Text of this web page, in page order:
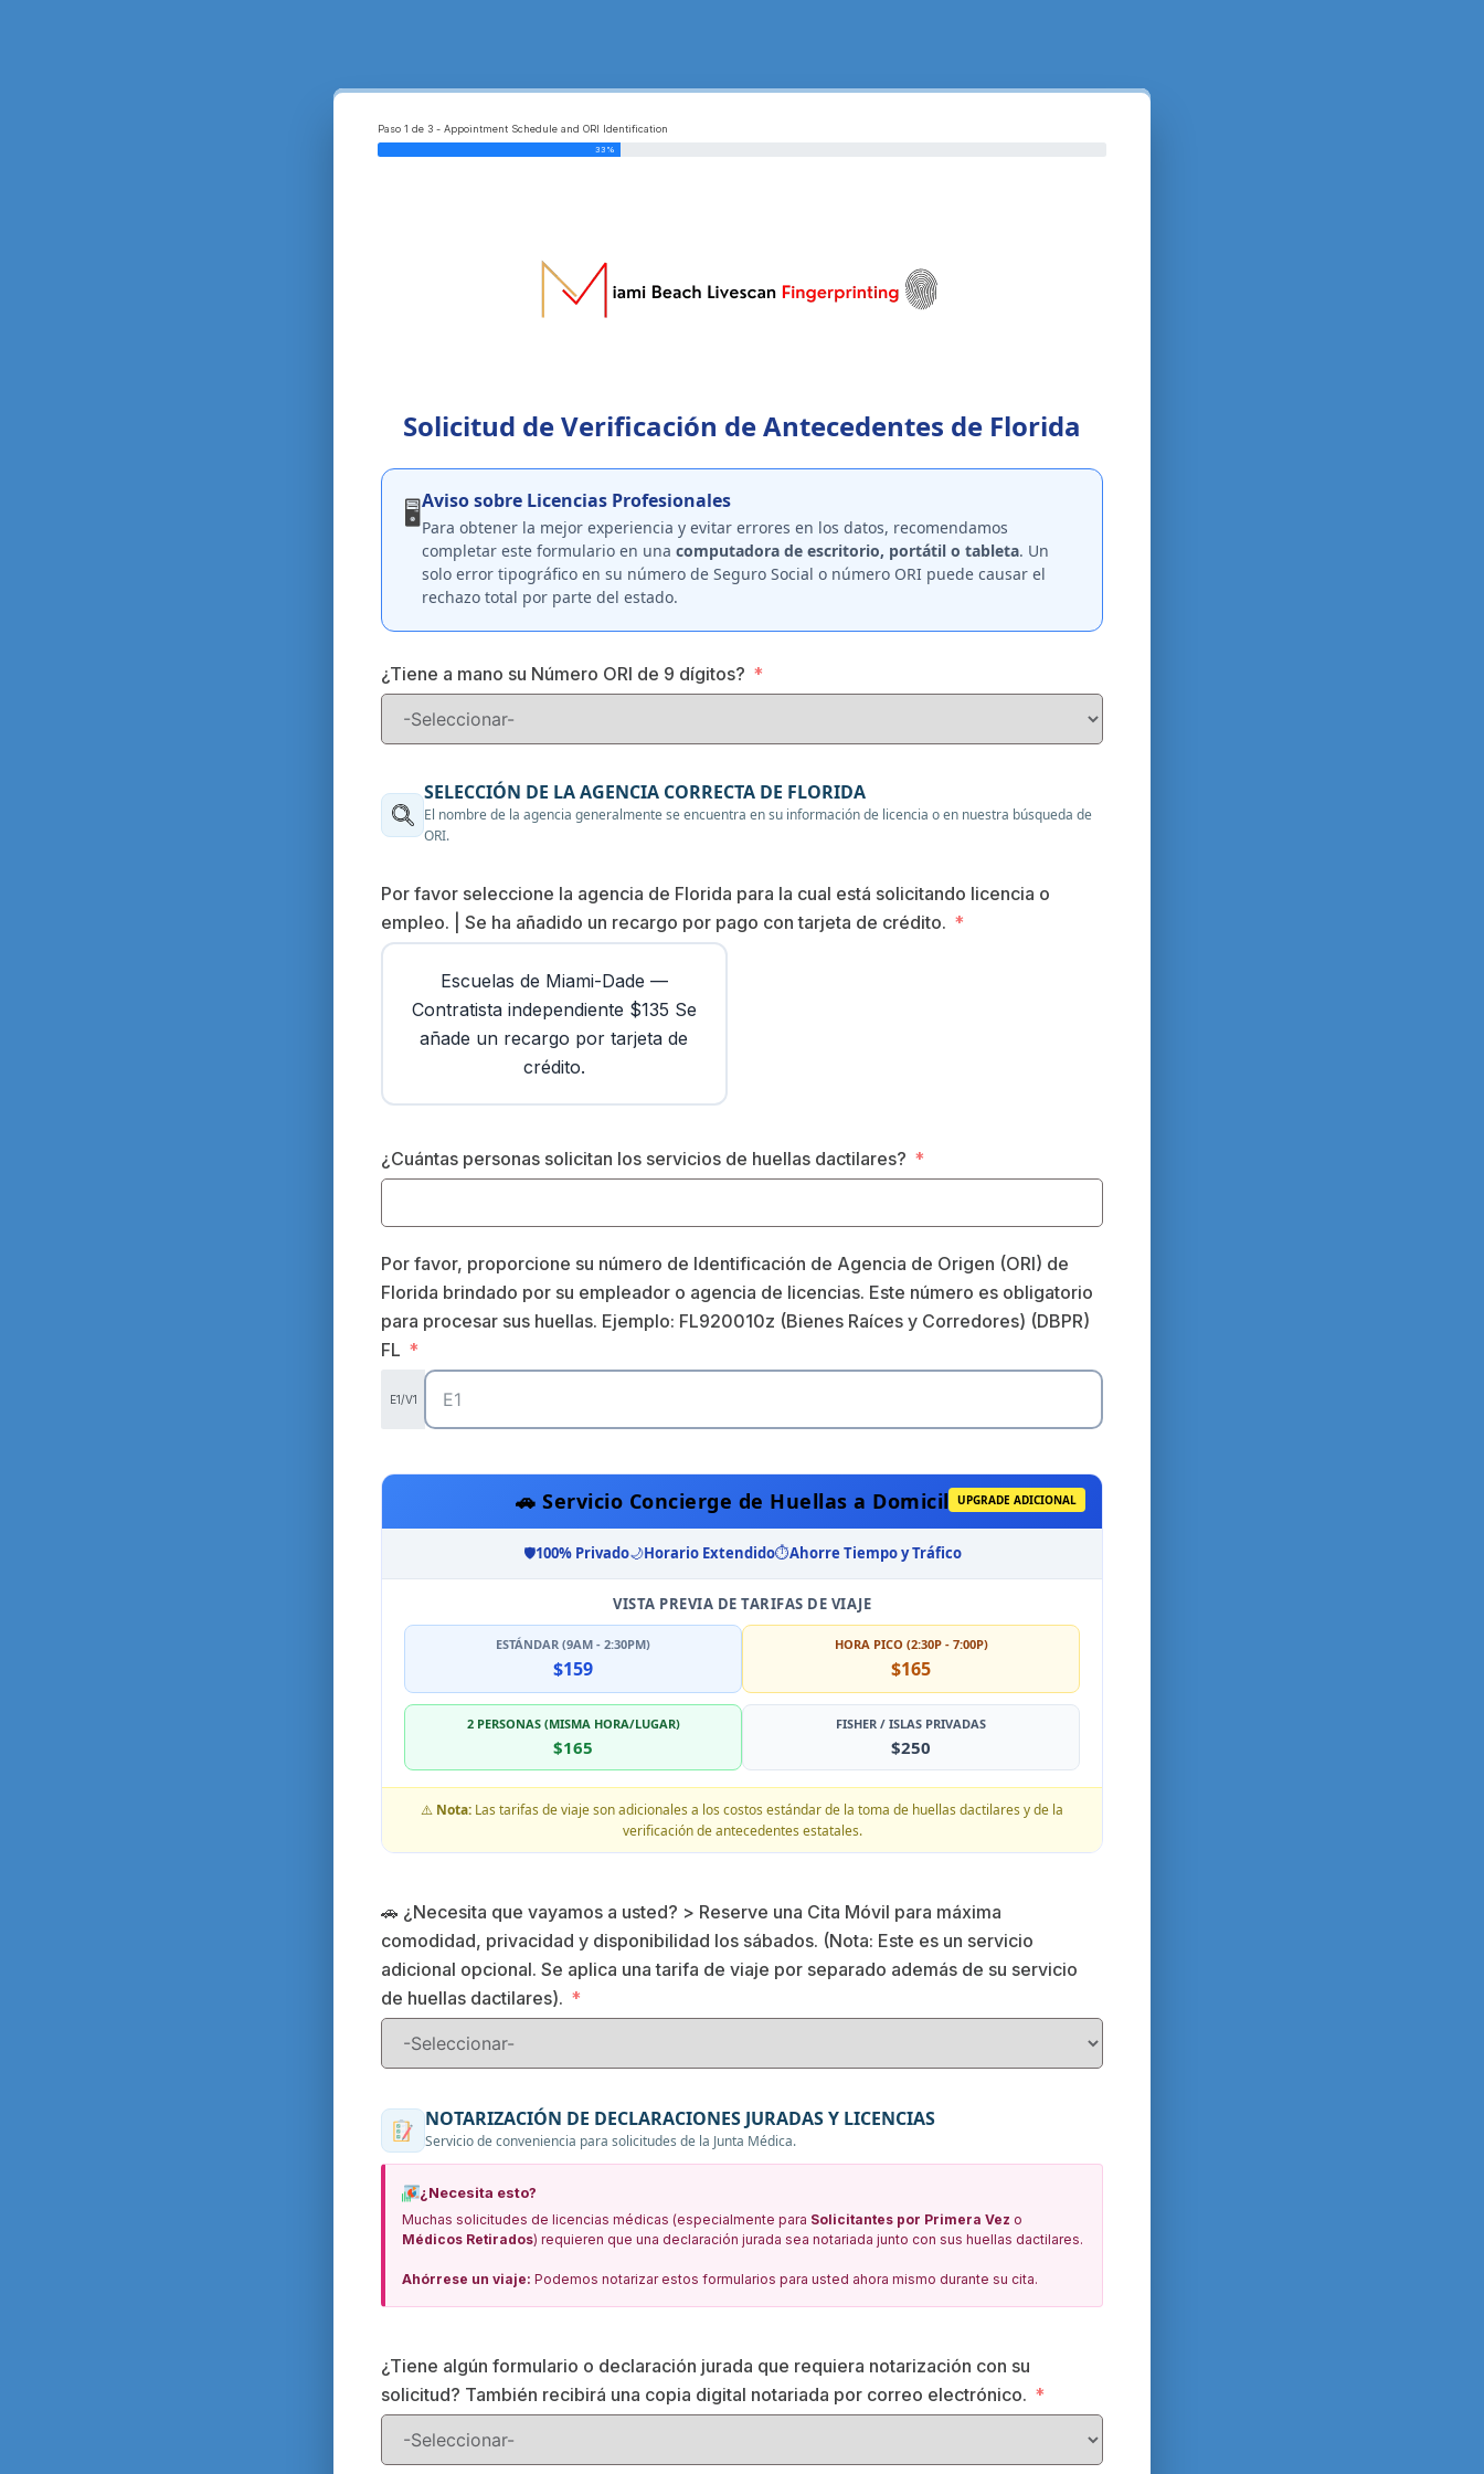
Paso 1 de 3 - Appointment Schedule and ORI Identification
33%
Solicitud de Verificación de Antecedentes de Florida
🖥️Aviso sobre Licencias Profesionales
Para obtener la mejor experiencia y evitar errores en los datos, recomendamos
completar este formulario en una computadora de escritorio, portátil o tableta. Un
solo error tipográfico en su número de Seguro Social o número ORI puede causar el
rechazo total por parte del estado.
¿Tiene a mano su Número ORI de 9 dígitos?
SELECCIÓN DE LA AGENCIA CORRECTA DE FLORIDA
El nombre de la agencia generalmente se encuentra en su información de licencia o en nuestra búsqueda de
ORI.
Por favor seleccione la agencia de Florida para la cual está solicitando licencia o
empleo. | Se ha añadido un recargo por pago con tarjeta de crédito.
Escuelas de Miami-Dade —
Contratista independiente $135 Se
añade un recargo por tarjeta de
crédito.
¿Cuántas personas solicitan los servicios de huellas dactilares?
Por favor, proporcione su número de Identificación de Agencia de Origen (ORI) de
Florida brindado por su empleador o agencia de licencias. Este número es obligatorio
para procesar sus huellas. Ejemplo: FL920010z (Bienes Raíces y Corredores) (DBPR)
FL
E1/V1
UPGRADE ADICIONAL
🚗 Servicio Concierge de Huellas a Domicilio
🛡️100% Privado🌙Horario Extendido⏱️Ahorre Tiempo y Tráfico
VISTA PREVIA DE TARIFAS DE VIAJE
ESTÁNDAR (9AM - 2:30PM)
$159
HORA PICO (2:30P - 7:00P)
$165
2 PERSONAS (MISMA HORA/LUGAR)
$165
FISHER / ISLAS PRIVADAS
$250
⚠️ Nota: Las tarifas de viaje son adicionales a los costos estándar de la toma de huellas dactilares y de la
verificación de antecedentes estatales.
🚗 ¿Necesita que vayamos a usted? > Reserve una Cita Móvil para máxima
comodidad, privacidad y disponibilidad los sábados. (Nota: Este es un servicio
adicional opcional. Se aplica una tarifa de viaje por separado además de su servicio
de huellas dactilares).
NOTARIZACIÓN DE DECLARACIONES JURADAS Y LICENCIAS
Servicio de conveniencia para solicitudes de la Junta Médica.
¿Necesita esto?
Muchas solicitudes de licencias médicas (especialmente para Solicitantes por Primera Vez o
Médicos Retirados) requieren que una declaración jurada sea notariada junto con sus huellas dactilares.
Ahórrese un viaje: Podemos notarizar estos formularios para usted ahora mismo durante su cita.
¿Tiene algún formulario o declaración jurada que requiera notarización con su
solicitud? También recibirá una copia digital notariada por correo electrónico.